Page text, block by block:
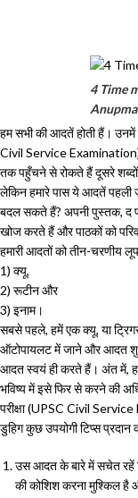
4 Time
हम सभी की आदतें होती हैं। उनमें
Civil Service Examination)
तक पहुँचने से रोकते हैं दूसरे
लेकिन हमारे पास ये आदतें पहली
बदल सकते हैं? अपनी पुस्तक, द
खोज करते हैं और पाठकों को
हमारी आदतों को तीन-चरणीय लूप
1) क्यू,
2) रूटीन और
3) इनाम।
सबसे पहले, हमें एक क्यू, या
ऑटोपायलट में जाने और आदत शुरू
आदत स्वयं ही करते हैं। अंत में,
भविष्य में इसे फिर से करने की
परीक्षा (UPSC Civil
डुहिग कुछ उपयोगी टिप्स प्रदान
उस आदत के बारे में सचेत रहें
की कोशिश करना मुश्किल